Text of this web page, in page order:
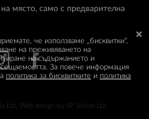
място, само с предварителна
Ltd. Web design by SP Vision Ltd.
че използваме „бисквитки",
на преживяването на
на съдържанието и
За повече информация
политика за бисквитките и политика